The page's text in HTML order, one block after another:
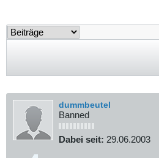
dummbeutel
Banned
Dabei seit: 29.06.2003